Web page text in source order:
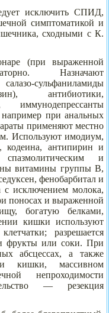
исключить СПИД,
симптоматикой и
сходными с К.
(при выраженной
Назначают
сульфаниламиды
антибиотики,
иммунодепрессанты
при анальных
применяют местно
Используют имодиум,
кодеина, антипирин и
и
витамины группы В,
фенобарбитал и
с исключением молока,
поносах и выраженной
богатую белками,
кишки используют
разрешается
фрукты или соки. При
абсцессах, а также
кишки, массивном
непроходимости
— резекция